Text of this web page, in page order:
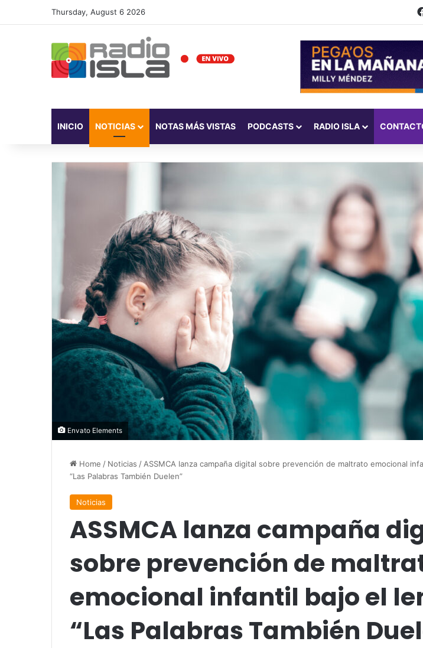
Thursday, August 6 2026
INICIO NOTICIAS NOTAS MÁS VISTAS PODCASTS RADIO ISLA
Envato Elements
Home / Noticias / ASSMCA lanza campaña digital sobre prevención de maltrato emocional
“Las Palabras También Duelen”
Noticias
ASSMCA lanza campaña
sobre prevención de
emocional infantil bajo el
“Las Palabras También